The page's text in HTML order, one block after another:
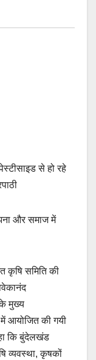
से हो रहे
और समाज में
कृषि समिति की
के मुख्य
में आयोजित की गयी
कि बुंदेलखंड
व्यवस्था, कृषकों